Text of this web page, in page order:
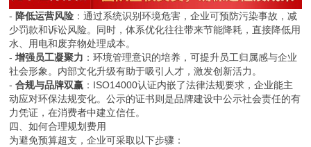
- 降低运营风险 ：通过系统识别环境危害，企业可预防污染事故，减
少罚款和诉讼风险。同时，体系优化往往带来节能降耗，直接降低用
水、用电和废弃物处理成本。
-增强员工凝聚力 ：环境管理意识的培养，可提升员工归属感与企业
社会形象。内部文化升级有助于吸引人才，激发创新活力。
-合规与品牌双赢 ：ISO14000认证内嵌了法律法规要求，企业能主
动应对环保法规变化。公示的证书则是品牌建设中公示社会责任的有
力凭证，在消费者中建立信任。
四、如何合理规划费用
为避免预算超支，企业可采取以下步骤：